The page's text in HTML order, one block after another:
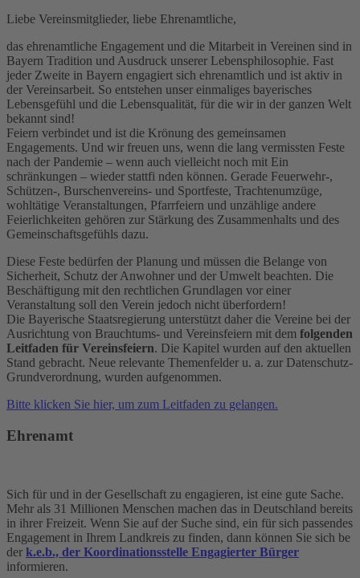
Liebe Vereinsmitglieder, liebe Ehrenamtliche,
das ehrenamtliche Engagement und die Mitarbeit in Vereinen sind in
Bayern Tradition und Ausdruck unserer Lebensphilosophie. Fast
jeder Zweite in Bayern engagiert sich ehrenamtlich und ist aktiv in
der Vereinsarbeit. So entstehen unser einmaliges bayerisches
Lebensgefühl und die Lebensqualität, für die wir in der ganzen Welt
bekannt sind!
Feiern verbindet und ist die Krönung des gemeinsamen
Engagements. Und wir freuen uns, wenn die lang vermissten Feste
nach der Pandemie – wenn auch vielleicht noch mit Ein
schränkungen – wieder stattfi nden können. Gerade Feuerwehr-,
Schützen-, Burschenvereins- und Sportfeste, Trachtenumzüge,
wohltätige Veranstaltungen, Pfarrfeiern und unzählige andere
Feierlichkeiten gehören zur Stärkung des Zusammenhalts und des
Gemeinschaftsgefühls dazu.
Diese Feste bedürfen der Planung und müssen die Belange von
Sicherheit, Schutz der Anwohner und der Umwelt beachten. Die
Beschäftigung mit den rechtlichen Grundlagen vor einer
Veranstaltung soll den Verein jedoch nicht überfordern!
Die Bayerische Staatsregierung unterstützt daher die Vereine bei der
Ausrichtung von Brauchtums- und Vereinsfeiern mit dem folgenden
Leitfaden für Vereinsfeiern. Die Kapitel wurden auf den aktuellen
Stand gebracht. Neue relevante Themenfelder u. a. zur Datenschutz-
Grundverordnung, wurden aufgenommen.
Bitte klicken Sie hier, um zum Leitfaden zu gelangen.
Ehrenamt
Sich für und in der Gesellschaft zu engagieren, ist eine gute Sache.
Mehr als 31 Millionen Menschen machen das in Deutschland bereits
in ihrer Freizeit. Wenn Sie auf der Suche sind, ein für sich passendes
Engagement in Ihrem Landkreis zu finden, dann können Sie sich be
der k.e.b., der Koordinationsstelle Engagierter Bürger
informieren.